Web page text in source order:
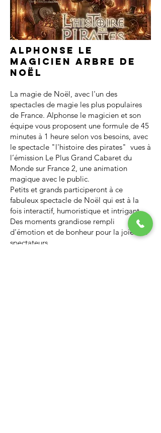
Alphonse le
magicien arbre de
noël
La magie de Noël, avec l'un des
spectacles de magie les plus populaires
de France. Alphonse le magicien et son
équipe vous proposent une formule de 45
minutes à 1 heure selon vos besoins, avec
le spectacle "l'histoire des pirates" vues à
l’émission Le Plus Grand Cabaret du
Monde sur France 2, une animation
magique avec le public.
Petits et grands participeront à ce
fabuleux spectacle de Noël qui est à la
fois interactif, humoristique et intrigant.
Des moments grandiose rempli
d'émotion et de bonheur pour la joie des
spectateurs.